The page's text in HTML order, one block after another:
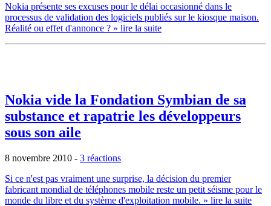
Nokia présente ses excuses pour le délai occasionné dans le
processus de validation des logiciels publiés sur le kiosque maison.
Réalité ou effet d'annonce ? » lire la suite
Nokia vide la Fondation Symbian de sa
substance et rapatrie les développeurs
sous son aile
8 novembre 2010 - 3 réactions
Si ce n'est pas vraiment une surprise, la décision du premier
fabricant mondial de téléphones mobile reste un petit séisme pour le
monde du libre et du système d'exploitation mobile. » lire la suite